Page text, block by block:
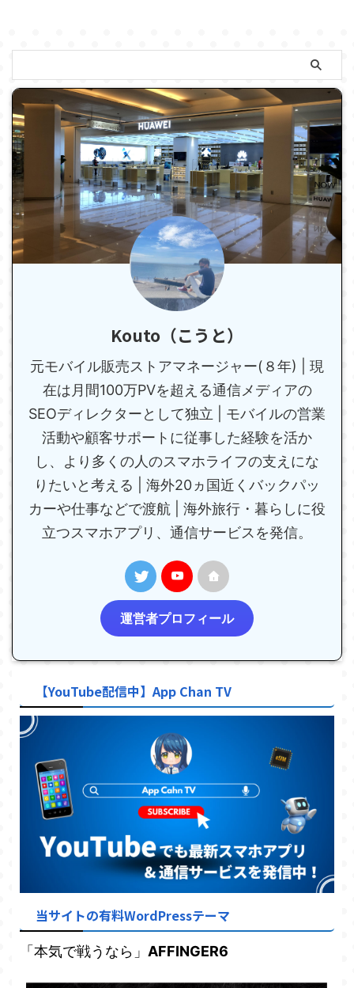
Kouto（こうと）
元モバイル販売ストアマネージャー(８年) | 現
在は月間100万PVを超える通信メディアの
SEOディレクターとして独立 | モバイルの営業
活動や顧客サポートに従事した経験を活か
し、より多くの人のスマホライフの支えにな
りたいと考える | 海外20ヵ国近くバックパッ
カーや仕事などで渡航 | 海外旅行・暮らしに役
立つスマホアプリ、通信サービスを発信。
運営者プロフィール
【YouTube配信中】App Chan TV
当サイトの有料WordPressテーマ
「本気で戦うなら」 AFFINGER6